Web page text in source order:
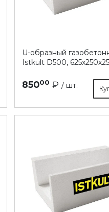
U-образный
Istkult D500,
85000 ₽/ шт.